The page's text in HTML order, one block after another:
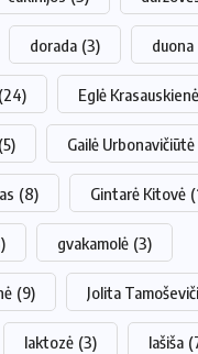
dorada (3) duona
(24) Eglė Krasauskienė
(5) Gailė Urbonavičiūtė
(8) Gintarė Kitovė
gvakamolė (3)
(9) Jolita
laktozė (3) lašiša